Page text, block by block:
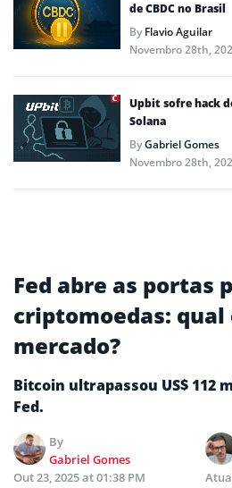
de CBDC no Brasil
ByFlavio Aguilar
Novembro 28th,
Upbit sofre hack
Solana
ByGabriel Gomes
Novembro 28th,
Fed abre as portas
criptomoedas:
mercado?
Bitcoin ultrapassou US$ 112
Fed.
By
Gabriel Gomes
Out 23, 2025 at 01:38 PM